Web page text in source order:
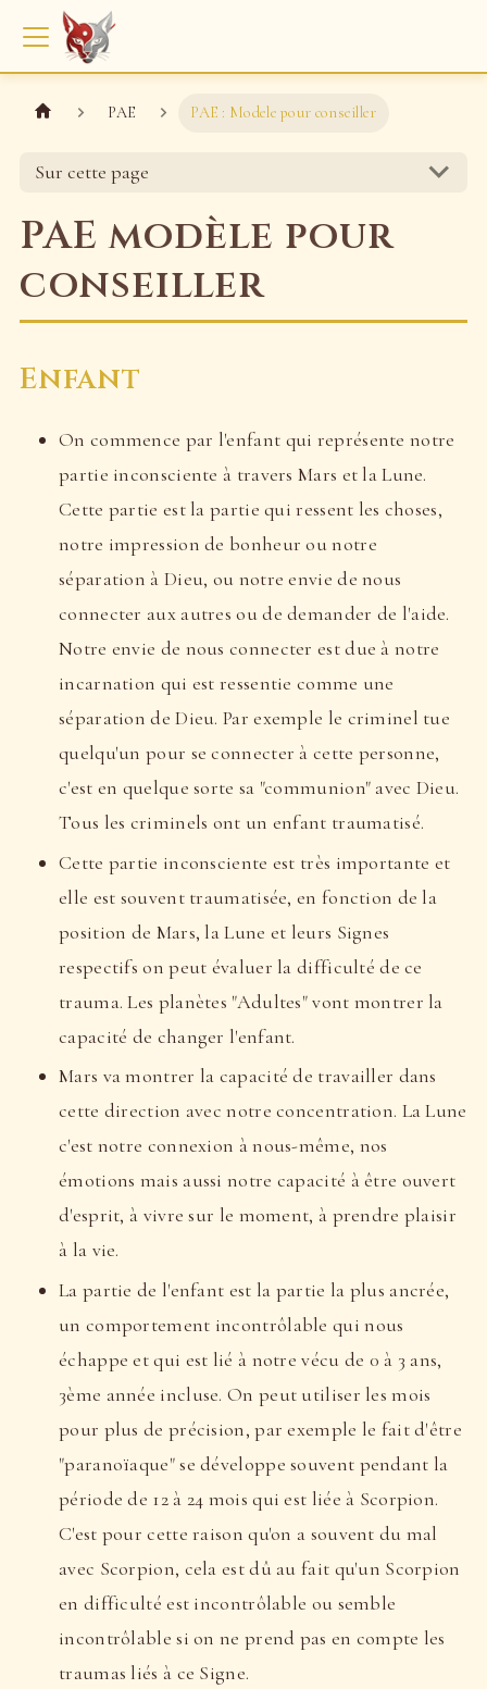
PAE PAE : Modele pour conseiller
Sur cette page
PAE modèle pour
conseiller
Enfant
On commence par l'enfant qui représente notre
partie inconsciente à travers Mars et la Lune.
Cette partie est la partie qui ressent les choses,
notre impression de bonheur ou notre
séparation à Dieu, ou notre envie de nous
connecter aux autres ou de demander de l'aide.
Notre envie de nous connecter est due à notre
incarnation qui est ressentie comme une
séparation de Dieu. Par exemple le criminel tue
quelqu'un pour se connecter à cette personne,
c'est en quelque sorte sa "communion" avec Dieu.
Tous les criminels ont un enfant traumatisé.
Cette partie inconsciente est très importante et
elle est souvent traumatisée, en fonction de la
position de Mars, la Lune et leurs Signes
respectifs on peut évaluer la difficulté de ce
trauma. Les planètes "Adultes" vont montrer la
capacité de changer l'enfant.
Mars va montrer la capacité de travailler dans
cette direction avec notre concentration. La Lune
c'est notre connexion à nous-même, nos
émotions mais aussi notre capacité à être ouvert
d'esprit, à vivre sur le moment, à prendre plaisir
à la vie.
La partie de l'enfant est la partie la plus ancrée,
un comportement incontrôlable qui nous
échappe et qui est lié à notre vécu de 0 à 3 ans,
3ème année incluse. On peut utiliser les mois
pour plus de précision, par exemple le fait d'être
"paranoïaque" se développe souvent pendant la
période de 12 à 24 mois qui est liée à Scorpion.
C'est pour cette raison qu'on a souvent du mal
avec Scorpion, cela est dû au fait qu'un Scorpion
en difficulté est incontrôlable ou semble
incontrôlable si on ne prend pas en compte les
traumas liés à ce Signe.